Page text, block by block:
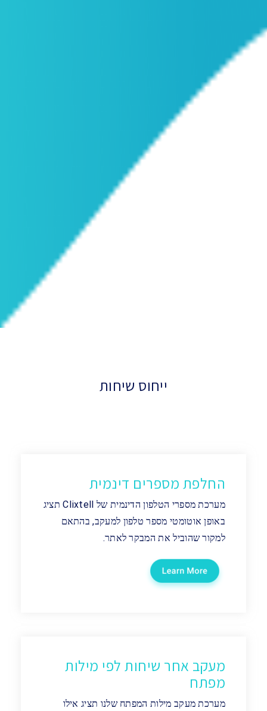
ייחוס שיחות
החלפת מספרים דינמית
מערכת מספרי הטלפון הדינמית של Clixtell תציג
באופן אוטומטי מספר טלפון למעקב, בהתאם
למקור שהוביל את המבקר לאתר.
מעקב אחר שיחות לפי מילות
מפתח
מערכת מעקב מילות המפתח שלנו תציג אילו